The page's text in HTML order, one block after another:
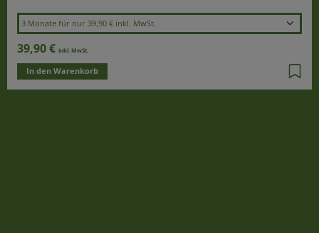
3 Monate für nur 39,90 € inkl. MwSt.
39,90 € inkl. MwSt.
In den Warenkorb